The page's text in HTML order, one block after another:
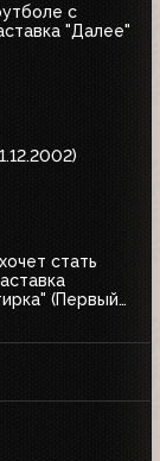
с
"Далее"
стать
(Первый